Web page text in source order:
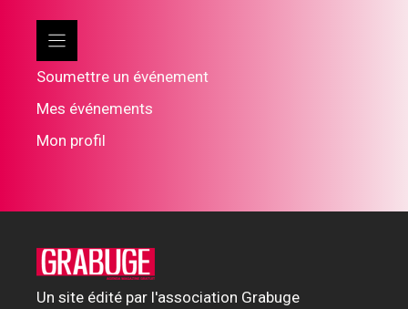
Soumettre un événement
Mes événements
Mon profil
Un site édité par l'association Grabuge